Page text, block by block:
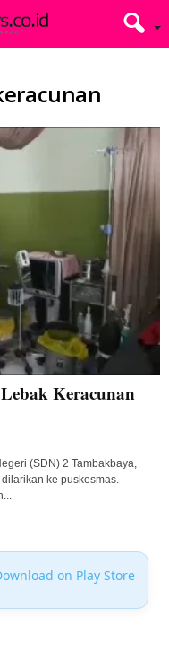
Keracunan
(SDN) 2 Tambakbaya,
ke puskesmas.